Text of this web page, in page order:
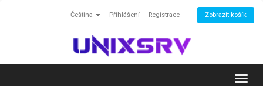
Čeština Přihlášení Registrace Zobrazit košík